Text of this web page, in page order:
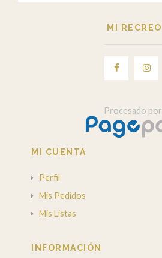
MI RECREO
Procesado por
MI CUENTA
Perfil
Mis Pedidos
Mis Listas
INFORMACIÓN